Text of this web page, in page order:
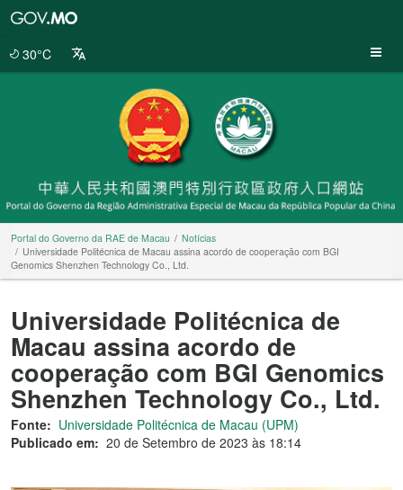
30°C
Portal do Governo da RAE de Macau
Notícias
Universidade Politécnica de Macau assina acordo de cooperação com BGI
Genomics Shenzhen Technology Co., Ltd.
Universidade Politécnica de
Macau assina acordo de
cooperação com BGI Genomics
Shenzhen Technology Co., Ltd.
Fonte: Universidade Politécnica de Macau (UPM)
Publicado em: 20 de Setembro de 2023 às 18:14